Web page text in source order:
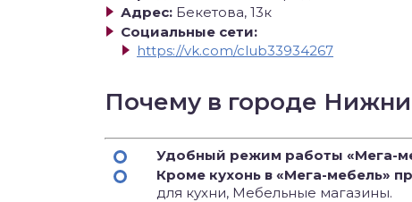
Адрес: Бекетова, 13к
Социальные сети:
https://vk.com/club33934267
Почему в городе
Удобный режим работы «Мега-
Кроме кухонь в «Мега-мебель»
для кухни, Мебельные магазины.